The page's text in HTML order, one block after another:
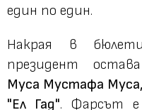
един по един.
Накрая в
президент
Муса Мустафа
"Ел Гад". Фарсът